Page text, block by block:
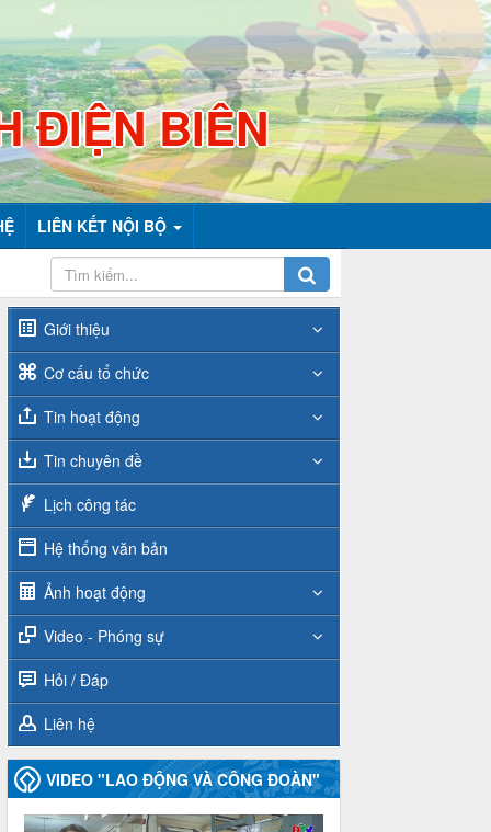
ĐIỆN BIÊN
LIÊN KẾT NỘI BỘ
Giới thiệu
Cơ cấu tổ chức
Tin hoạt động
Tin chuyên đề
Lịch công tác
Hệ thống văn bản
Ảnh hoạt động
Video - Phóng sự
Hỏi / Đáp
Liên hệ
VIDEO "LAO ĐỘNG VÀ CÔNG ĐOÀN"